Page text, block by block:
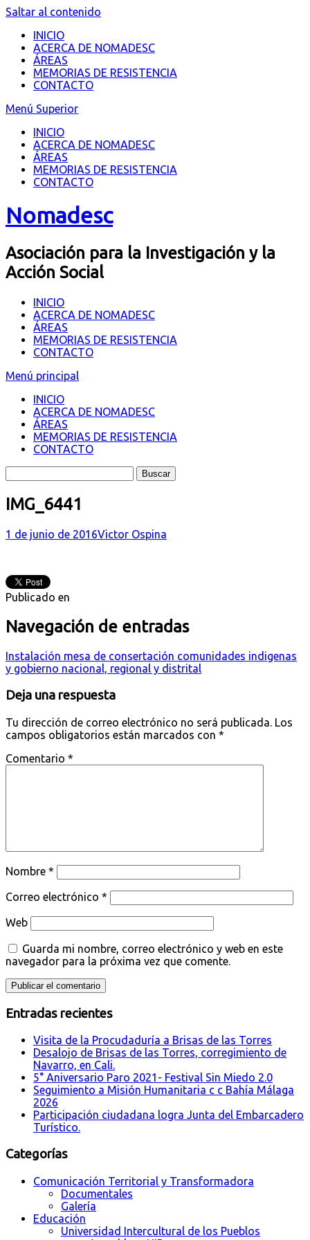
Saltar al contenido
INICIO
ACERCA DE NOMADESC
ÁREAS
MEMORIAS DE RESISTENCIA
CONTACTO
Menú Superior
INICIO
ACERCA DE NOMADESC
ÁREAS
MEMORIAS DE RESISTENCIA
CONTACTO
Nomadesc
Asociación para la Investigación y la
Acción Social
INICIO
ACERCA DE NOMADESC
ÁREAS
MEMORIAS DE RESISTENCIA
CONTACTO
Menú principal
INICIO
ACERCA DE NOMADESC
ÁREAS
MEMORIAS DE RESISTENCIA
CONTACTO
IMG_6441
1 de junio de 2016Victor Ospina
Publicado en
Navegación de entradas
Instalación mesa de consertación comunidades indigenas
y gobierno nacional, regional y distrital
Deja una respuesta
Tu dirección de correo electrónico no será publicada. Los
campos obligatorios están marcados con *
Comentario *
Nombre *
Correo electrónico *
Web
Guarda mi nombre, correo electrónico y web en este
navegador para la próxima vez que comente.
Entradas recientes
Visita de la Procudaduría a Brisas de las Torres
Desalojo de Brisas de las Torres, corregimiento de
Navarro, en Cali.
5° Aniversario Paro 2021- Festival Sin Miedo 2.0
Seguimiento a Misión Humanitaria c c Bahía Málaga
2026
Participación ciudadana logra Junta del Embarcadero
Turístico.
Categorías
Comunicación Territorial y Transformadora
Documentales
Galería
Educación
Universidad Intercultural de los Pueblos